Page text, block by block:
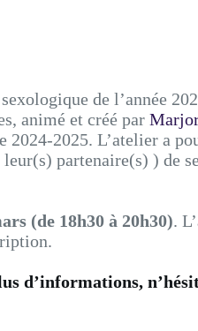
sexologique de l’année
animé et créé par
2024-2025. L’atelier a
partenaire(s) ) de
(de 18h30 à 20h30).
d’informations,